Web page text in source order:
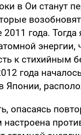
в Ои станут
года.
энергии,
к стихийным
года
Японии,
опасаясь